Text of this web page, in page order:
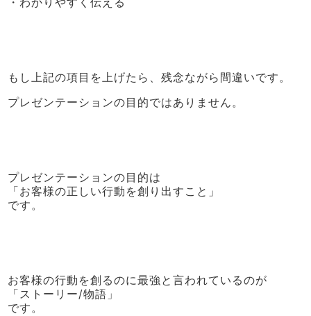
もし上記の項目を上げたら、残念ながら間違いです。
プレゼンテーションの目的ではありません。
プレゼンテーションの目的は
「お客様の正しい行動を創り出すこと」
です。
お客様の行動を創るのに最強と言われているのが
「ストーリー/物語」
です。